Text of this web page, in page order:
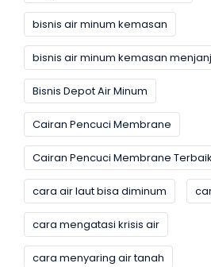
bisnis air minum kemasan
bisnis air minum kemasan
Bisnis Depot Air Minum
Cairan Pencuci Membrane
Cairan Pencuci Membrane Terbaik
cara air laut bisa diminum
cara mengatasi krisis air
cara menyaring air tanah